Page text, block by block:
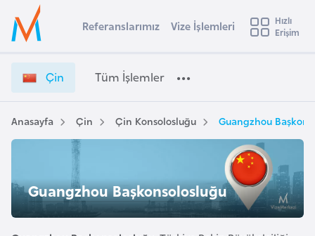
Ülke Seçimi
Başvuru yapmak istediğiniz ülkeyi seçin
Üye
Girişi
i
i
z
e
İ
l
e
m
e
t
ş
i
Referanslarımız Vize İşlemleri
Hızlı
Erişim
Çin Tüm İşlemler
Anasayfa Çin Çin Konsolosluğu Guangzhou
Guangzhou Başkonsolosluğu
s
t
r
a
v
u